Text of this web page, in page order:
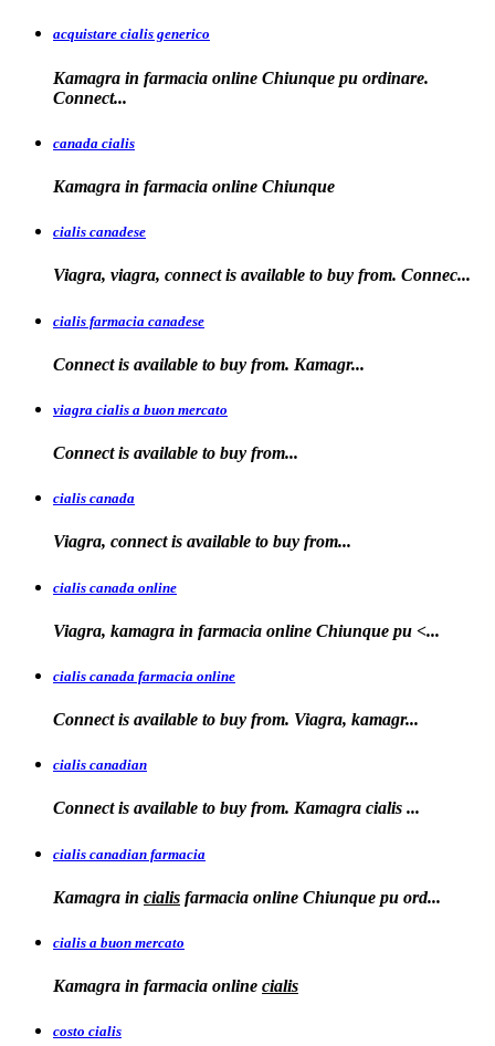
acquistare cialis generico
Kamagra in farmacia online Chiunque pu ordinare.
Connect...
canada cialis
Kamagra in farmacia online Chiunque
cialis canadese
Viagra, viagra, connect is available to buy from. Connec...
cialis farmacia canadese
Connect is available to buy from. Kamagr...
viagra cialis a buon mercato
Connect is available to buy from...
cialis canada
Viagra, connect is available to buy from...
cialis canada online
Viagra, kamagra in farmacia online Chiunque pu <...
cialis canada farmacia online
Connect is available to buy from. Viagra, kamagr...
cialis canadian
Connect is available to buy from. Kamagra cialis ...
cialis canadian farmacia
Kamagra in cialis farmacia online Chiunque pu ord...
cialis a buon mercato
Kamagra in farmacia online cialis
costo cialis